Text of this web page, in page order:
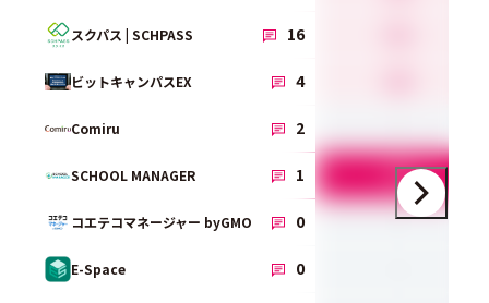
スクパス | SCHPASS 16
ビットキャンパスEX 4
Comiru 2
SCHOOL MANAGER 1 5.0
コエテコマネージャー byGMO 0 -
E-Space 0